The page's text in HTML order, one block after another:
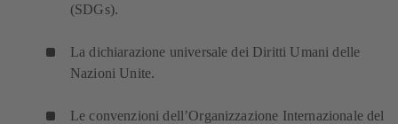
(SDGs).
La dichiarazione universale dei Diritti Umani delle
Nazioni Unite.
Le convenzioni dell’Organizzazione Internazionale del